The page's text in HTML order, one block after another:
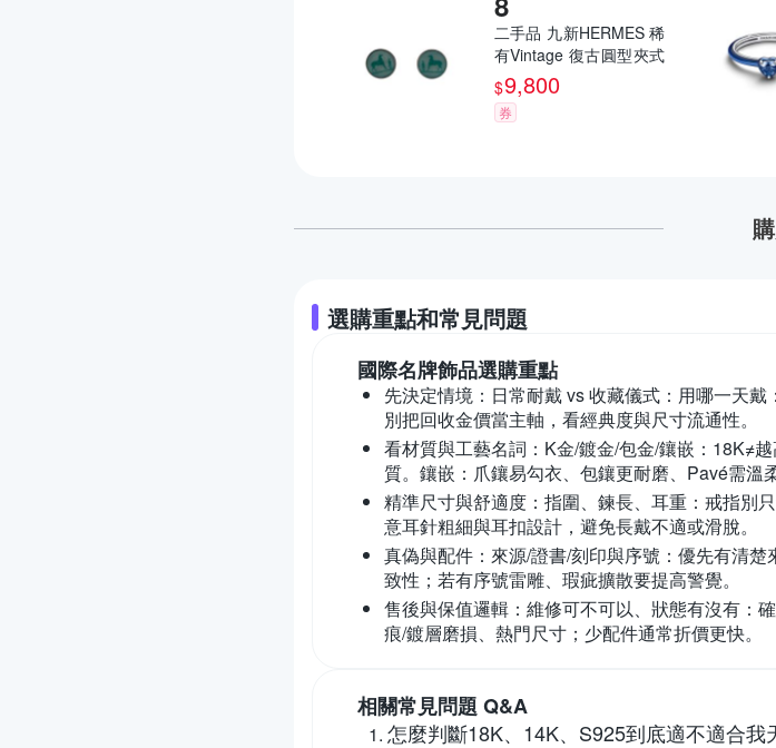
二手品 九新HERMES 稀
有Vintage 復古圓型夾式
耳環(綠色/銀色)
$9,800
券
選購重點和常見問題
國際名牌飾品選購重點
先決定情境：日常耐戴 vs 收藏儀式： 用哪一天戴
別把回收金價當主軸，看經典度與尺寸流通性。
看材質與工藝名詞：K金/鍍金/包金/鑲嵌： 18K≠
質。鑲嵌：爪鑲易勾衣、包鑲更耐磨、Pavé需溫
精準尺寸與舒適度：指圍、鍊長、耳重： 戒指別
意耳針粗細與耳扣設計，避免長戴不適或滑脫。
真偽與配件：來源/證書/刻印與序號： 優先有清楚
致性；若有序號雷雕、瑕疵擴散要提高警覺。
售後與保值邏輯：維修可不可以、狀態有沒有：
痕/鍍層磨損、熱門尺寸；少配件通常折價更快。
相關常見問題 Q&A
怎麼判斷18K、14K、S925到底適不適合我